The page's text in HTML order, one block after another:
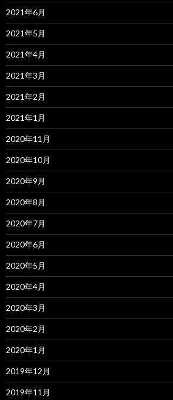
2021年6月
2021年5月
2021年4月
2021年3月
2021年2月
2021年1月
2020年11月
2020年10月
2020年9月
2020年8月
2020年7月
2020年6月
2020年5月
2020年4月
2020年3月
2020年2月
2020年1月
2019年12月
2019年11月